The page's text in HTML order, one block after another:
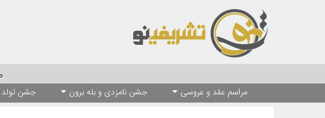
مراسم عقد و عروسی
جشن نامزدی و بله برون جشن